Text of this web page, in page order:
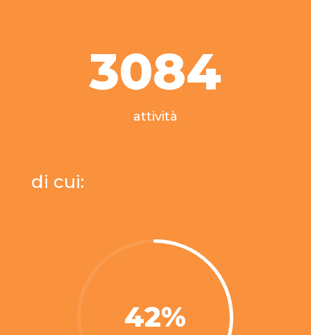
3084
attività
di cui:
42%